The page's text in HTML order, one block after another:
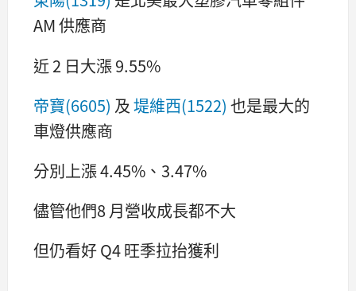
AM 供應商
近 2 日大漲 9.55%
帝寶(6605) 及堤維西(1522) 也是最大的
車燈供應商
分別上漲 4.45%、3.47%
儘管他們8 月營收成長都不大
但仍看好 Q4 旺季拉抬獲利